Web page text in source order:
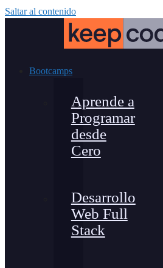
Saltar al contenido
Bootcamps
Aprende a
Programar
desde
Cero
Desarrollo
Web Full
Stack